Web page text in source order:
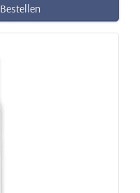
Bestellen